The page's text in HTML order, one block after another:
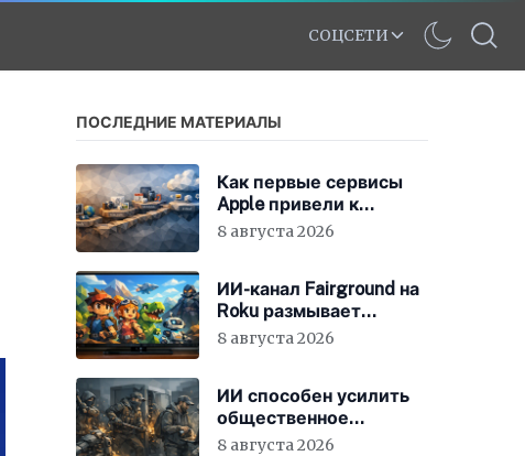
СОЦСЕТИ
ПОСЛЕДНИЕ МАТЕРИАЛЫ
Как первые сервисы
Apple привели к
появлению iCloud
8 августа 2026
ИИ-канал Fairground на
Roku размывает
стандарты стриминга
8 августа 2026
ИИ способен усилить
общественное
недовольство во всём
8 августа 2026